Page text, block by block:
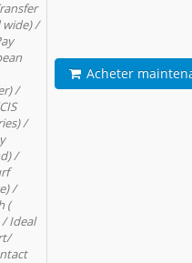
/
/
/
/
/
(
/ Ideal
Acheter